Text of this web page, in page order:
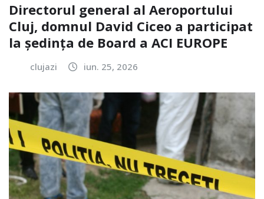
Directorul general al Aeroportului
Cluj, domnul David Ciceo a participat
la ședința de Board a ACI EUROPE
clujazi iun. 25, 2026